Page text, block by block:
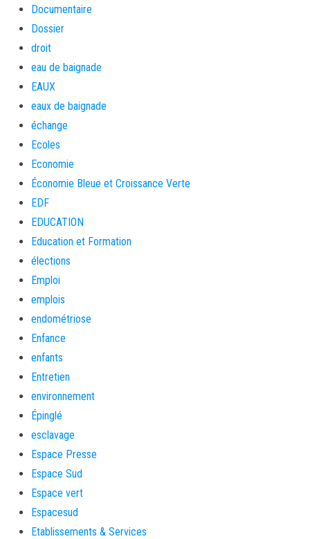
Documentaire
Dossier
droit
eau de baignade
EAUX
eaux de baignade
échange
Ecoles
Economie
Économie Bleue et Croissance Verte
EDF
EDUCATION
Education et Formation
élections
Emploi
emplois
endométriose
Enfance
enfants
Entretien
environnement
Épinglé
esclavage
Espace Presse
Espace Sud
Espace vert
Espacesud
Etablissements & Services